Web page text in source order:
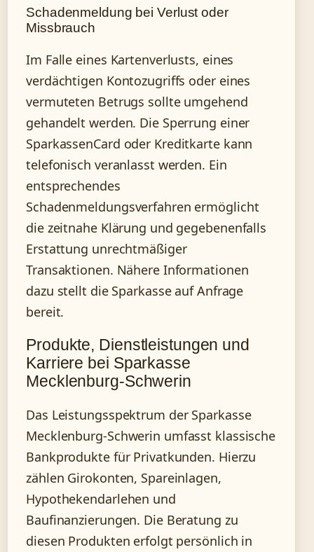
Schadenmeldung bei Verlust oder
Missbrauch
Im Falle eines Kartenverlusts, eines
verdächtigen Kontozugriffs oder eines
vermuteten Betrugs sollte umgehend
gehandelt werden. Die Sperrung einer
SparkassenCard oder Kreditkarte kann
telefonisch veranlasst werden. Ein
entsprechendes
Schadenmeldungsverfahren ermöglicht
die zeitnahe Klärung und gegebenenfalls
Erstattung unrechtmäßiger
Transaktionen. Nähere Informationen
dazu stellt die Sparkasse auf Anfrage
bereit.
Produkte, Dienstleistungen und
Karriere bei Sparkasse
Mecklenburg-Schwerin
Das Leistungsspektrum der Sparkasse
Mecklenburg-Schwerin umfasst klassische
Bankprodukte für Privatkunden. Hierzu
zählen Girokonten, Spareinlagen,
Hypothekendarlehen und
Baufinanzierungen. Die Beratung zu
diesen Produkten erfolgt persönlich in